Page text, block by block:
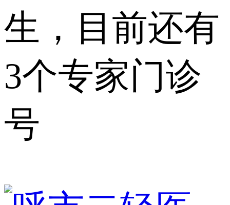
生，目前还有
3个专家门诊
号